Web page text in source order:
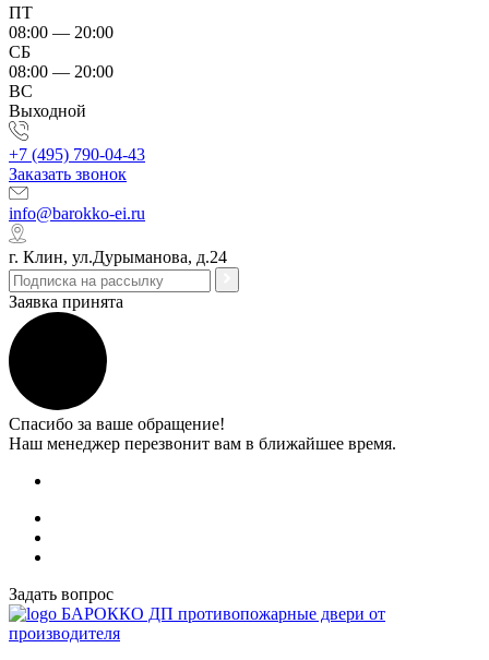
ПТ
08:00 — 20:00
СБ
08:00 — 20:00
ВС
Выходной
+7 (495) 790-04-43
Заказать звонок
info@barokko-ei.ru
г. Клин, ул.Дурыманова, д.24
Заявка принята
Спасибо за ваше обращение!
Наш менеджер перезвонит вам в ближайшее время.
Задать вопрос
БАРОККО ДП противопожарные двери от
производителя